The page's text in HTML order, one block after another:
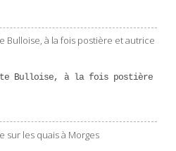
Bulloise, à la fois postière